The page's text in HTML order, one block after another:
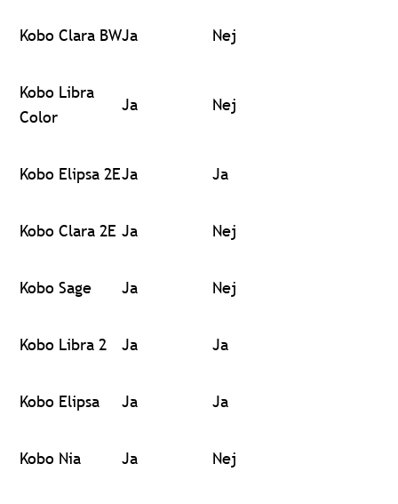
Kobo Clara BWJa Nej
Kobo Libra
Color
Ja Nej
Kobo Elipsa 2EJa Ja
Kobo Clara 2E Ja Nej
Kobo Sage Ja Nej
Kobo Libra 2 Ja Ja
Kobo Elipsa Ja Ja
Kobo Nia Ja Nej